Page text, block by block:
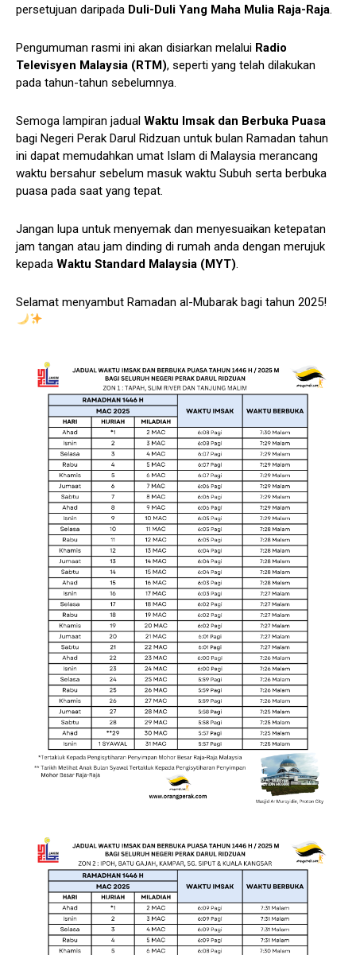
persetujuan daripada Duli-Duli Yang Maha Mulia Raja-Raja.
Pengumuman rasmi ini akan disiarkan melalui Radio
Televisyen Malaysia (RTM), seperti yang telah dilakukan
pada tahun-tahun sebelumnya.
Semoga lampiran jadual Waktu Imsak dan Berbuka Puasa
bagi Negeri Perak Darul Ridzuan untuk bulan Ramadan tahun
ini dapat memudahkan umat Islam di Malaysia merancang
waktu bersahur sebelum masuk waktu Subuh serta berbuka
puasa pada saat yang tepat.
Jangan lupa untuk menyemak dan menyesuaikan ketepatan
jam tangan atau jam dinding di rumah anda dengan merujuk
kepada Waktu Standard Malaysia (MYT).
Selamat menyambut Ramadan al-Mubarak bagi tahun 2025!